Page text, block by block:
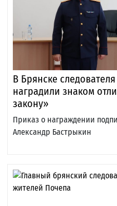
В Брянске
наградили знаком
закону»
Приказ о награждении
Александр Бастрыкин